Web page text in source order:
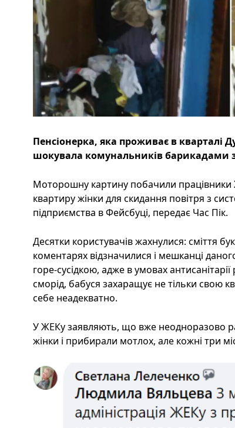
Пенсіонерка, яка проживає в кварталі
шокувала комунальників барикадами
Моторошну картину побачили
квартиру жінки для скидання повітря з
підприємства в Фейсбуці, передає Час Пік.
Десятки користувачів жахнулися: сміття
коментарях відзначилися і мешканці
горе-сусідкою, адже в умовах
сморід, бабуся захаращує не тільки свою
себе неадекватно.
У ЖЕКу заявляють, що вже неодноразово
жінки і прибирали мотлох, але кожні три